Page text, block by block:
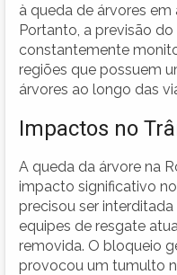
à queda de árvores em
Portanto, a previsão
constantemente
regiões que possuem
árvores ao longo das
Impactos no
A queda da árvore na
impacto significativo
precisou ser
equipes de resgate
removida. O bloqueio
provocou um tumulto